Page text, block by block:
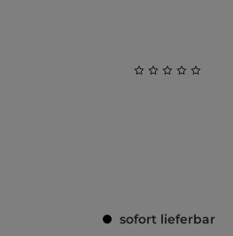
sofort lieferbar